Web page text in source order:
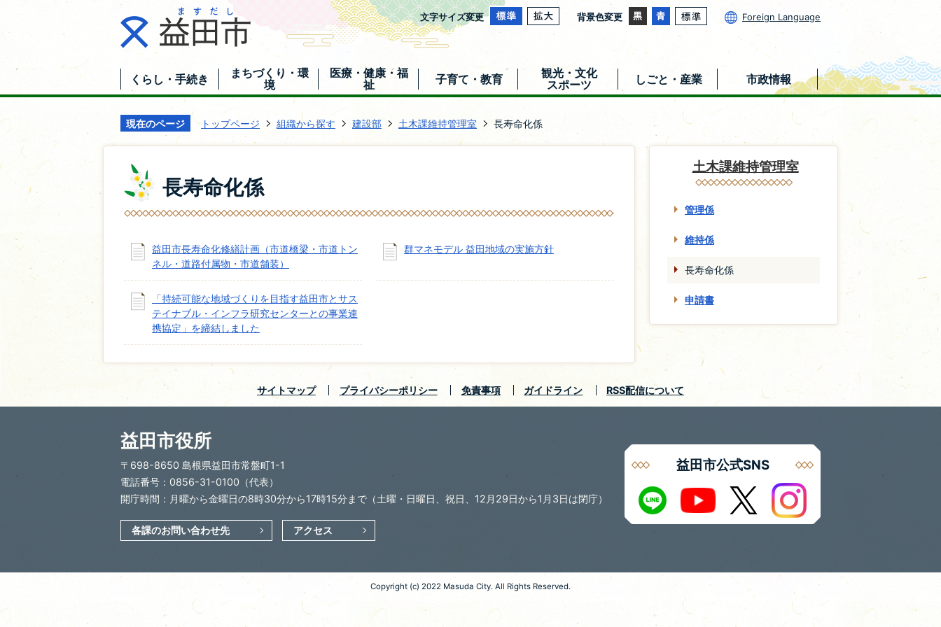
文字サイズ変更 背景色変更 Foreign Language
くらし・手続き
まちづくり・環
境
医療・健康・福
祉
子育て・教育
観光・文化
スポーツ
しごと・産業 市政情報
現在のページ トップページ 組織から探す 建設部 土木課維持管理室 長寿命化係
長寿命化係
益田市長寿命化修繕計画（市道橋梁・市道トン
ネル・道路付属物・市道舗装）
群マネモデル 益田地域の実施方針
「持続可能な地域づくりを目指す益田市とサス
テイナブル・インフラ研究センターとの事業連
携協定」を締結しました
土木課維持管理室
管理係
維持係
長寿命化係
申請書
サイトマップ プライバシーポリシー 免責事項 ガイドライン RSS配信について
益田市役所
〒698-8650 島根県益田市常盤町1-1
電話番号：0856-31-0100（代表）
開庁時間：月曜から金曜日の8時30分から17時15分まで （土曜・日曜日、祝日、12月29日から1月3日は閉庁）
各課のお問い合わせ先 アクセス
益田市公式SNS
LINE Youtube X Instagram
Copyright (c) 2022 Masuda City. All Rights Reserved.